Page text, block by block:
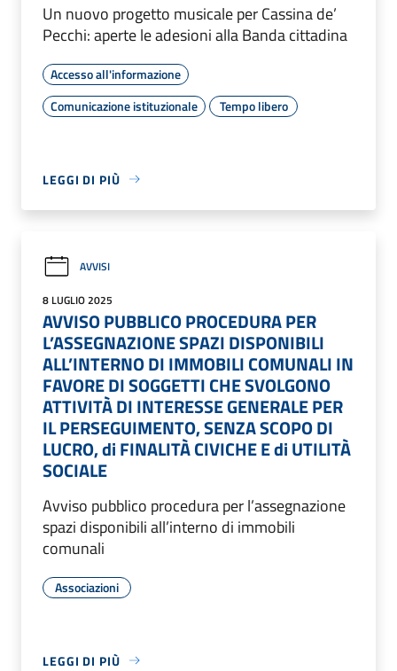
Un nuovo progetto musicale per Cassina de’
Pecchi: aperte le adesioni alla Banda cittadina
Accesso all'informazione
Comunicazione istituzionale
Tempo libero
LEGGI DI PIÙ
AVVISI
8 LUGLIO 2025
AVVISO PUBBLICO PROCEDURA PER
L’ASSEGNAZIONE SPAZI DISPONIBILI
ALL’INTERNO DI IMMOBILI COMUNALI IN
FAVORE DI SOGGETTI CHE SVOLGONO
ATTIVITÀ DI INTERESSE GENERALE PER
IL PERSEGUIMENTO, SENZA SCOPO DI
LUCRO, di FINALITÀ CIVICHE E di UTILITÀ
SOCIALE
Avviso pubblico procedura per l’assegnazione
spazi disponibili all’interno di immobili
comunali
Associazioni
LEGGI DI PIÙ